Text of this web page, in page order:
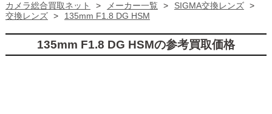
カメラ総合買取ネット > メーカー一覧 > SIGMA交換レンズ >
交換レンズ > 135mm F1.8 DG HSM
135mm F1.8 DG HSMの参考買取価格